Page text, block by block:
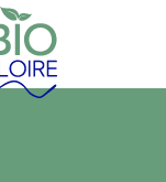
des cookies